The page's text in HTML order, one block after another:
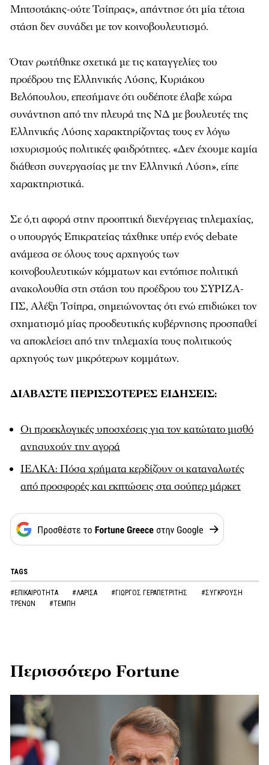
Μητσοτάκης-ούτε Τσίπρας», απάντησε ότι μία τέτοια
στάση δεν συνάδει με τον κοινοβουλευτισμό.
Όταν ρωτήθηκε σχετικά με τις καταγγελίες του
προέδρου της Ελληνικής Λύσης, Κυριάκου
Βελόπουλου, επεσήμανε ότι ουδέποτε έλαβε χώρα
συνάντηση από την πλευρά της ΝΔ με βουλευτές της
Ελληνικής Λύσης χαρακτηρίζοντας τους εν λόγω
ισχυρισμούς πολιτικές φαιδρότητες. «Δεν έχουμε καμία
διάθεση συνεργασίας με την Ελληνική Λύση», είπε
χαρακτηριστικά.
Σε ό,τι αφορά στην προοπτική διενέργειας τηλεμαχίας,
ο υπουργός Επικρατείας τάχθηκε υπέρ ενός debate
ανάμεσα σε όλους τους αρχηγούς των
κοινοβουλευτικών κόμματων και εντόπισε πολιτική
ανακολουθία στη στάση του προέδρου του ΣΥΡΙΖΑ-
ΠΣ, Αλέξη Τσίπρα, σημειώνοντας ότι ενώ επιδιώκει τον
σχηματισμό μίας προοδευτικής κυβέρνησης προσπαθεί
να αποκλείσει από την τηλεμαχία τους πολιτικούς
αρχηγούς των μικρότερων κομμάτων.
ΔΙΑΒΑΣΤΕ ΠΕΡΙΣΣΟΤΕΡΕΣ ΕΙΔΗΣΕΙΣ:
Οι προεκλογικές υποσχέσεις για τον κατώτατο μισθό
ανησυχούν την αγορά
ΙΕΛΚΑ: Πόσα χρήματα κερδίζουν οι καταναλωτές
από προσφορές και εκπτώσεις στα σούπερ μάρκετ
TAGS
#ΕΠΙΚΑΙΡΟΤΗΤΑ #ΛΑΡΙΣΑ #ΓΙΩΡΓΟΣ ΓΕΡΑΠΕΤΡΙΤΗΣ
#ΣΥΓΚΡΟΥΣΗ
ΤΡΕΝΩΝ
#ΤΕΜΠΗ
Περισσότερο Fortune